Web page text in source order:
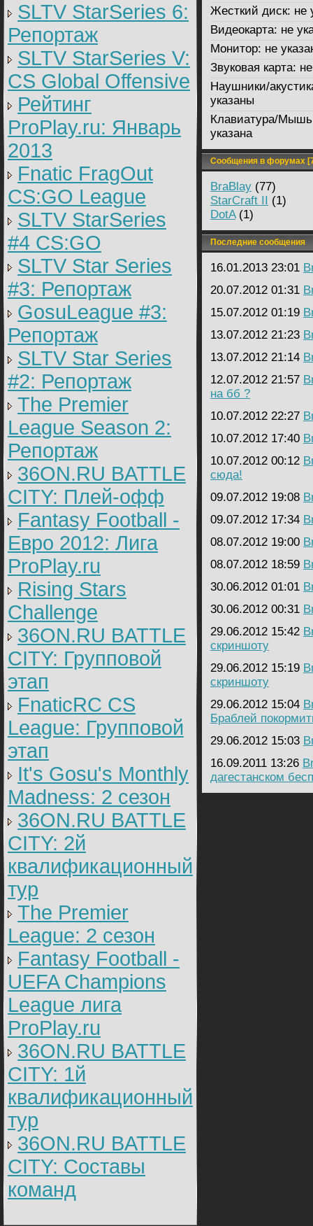
SLTV StarSeries 6:
Репортаж
SLTV StarSeries V:
CS Global Offensive
Рейтинг
ProPlay.ru: Январь
2013
Fnatic FragOut
CS:GO League
SLTV StarSeries
#4 CS:GO
SLTV Star Series
#3: Репортаж
GosuLeague #3:
Репортаж
SLTV Star Series
#2: Репортаж
The Premier
League Season 2:
Репортаж
36ON.RU BATTLE
CITY: Плей-офф
Fantasy Football -
Евро 2012: Лига
ProPlay.ru
Rising Stars
Challenge
36ON.RU BATTLE
CITY: Групповой
этап
FnaticRC CS
League: Групповой
этап
It's Gosu's Monthly
Madness: 2 сезон
36ON.RU BATTLE
CITY: 2й
квалификационный
тур
The Premier
League: 2 cезон
Fantasy Football -
UEFA Champions
League лига
ProPlay.ru
36ON.RU BATTLE
CITY: 1й
квалификационный
тур
36ON.RU BATTLE
CITY: Составы
команд
Жесткий диск: не
Видеокарта: не
Монитор: не
Звуковая карта:
Наушники/
указаны
Клавиатура/
указана
Сообщения в форумах
BraBlay (77)
StarCraft II (1)
DotA(1)
Последние сообщения
16.01.2013 23:01
20.07.2012 01:31
15.07.2012 01:19
13.07.2012 21:23
13.07.2012 21:14
12.07.2012 21:57
на бб ?
10.07.2012 22:27
10.07.2012 17:40
10.07.2012 00:12
сюда!
09.07.2012 19:08
09.07.2012 17:34
08.07.2012 19:00
08.07.2012 18:59
30.06.2012 01:01
30.06.2012 00:31
29.06.2012 15:42
скриншоту
29.06.2012 15:19
скриншоту
29.06.2012 15:04
Браблей
29.06.2012 15:03
16.09.2011 13:26
дагестанском